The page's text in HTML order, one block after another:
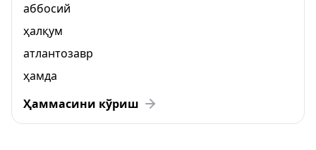
аббосий
ҳалқум
атлантозавр
ҳамда
Ҳаммасини кўриш